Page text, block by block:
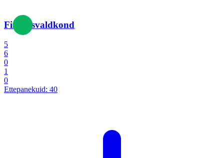
Finantsvaldkond
5
6
0
1
0
Ettepanekuid: 40